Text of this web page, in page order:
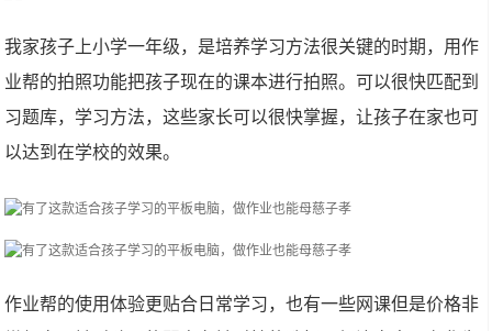
我家孩子上小学一年级，是培养学习方法很关键的时期，用作
业帮的拍照功能把孩子现在的课本进行拍照。可以很快匹配到
习题库，学习方法，这些家长可以很快掌握，让孩子在家也可
以达到在学校的效果。
作业帮的使用体验更贴合日常学习，也有一些网课但是价格非